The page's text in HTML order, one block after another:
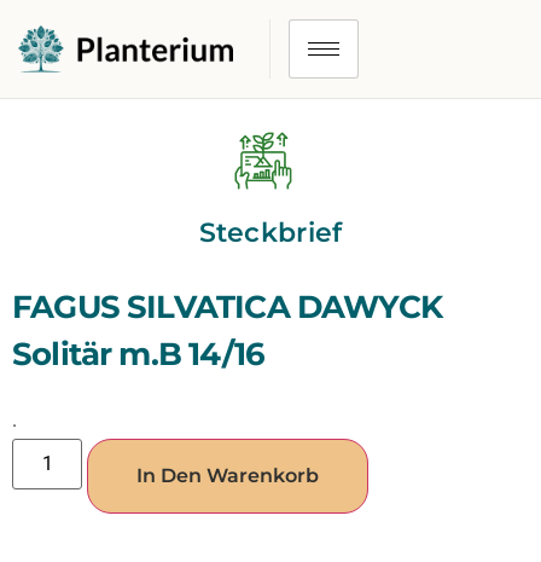
Steckbrief
FAGUS SILVATICA DAWYCK
Solitär m.B 14/16
.
In Den Warenkorb